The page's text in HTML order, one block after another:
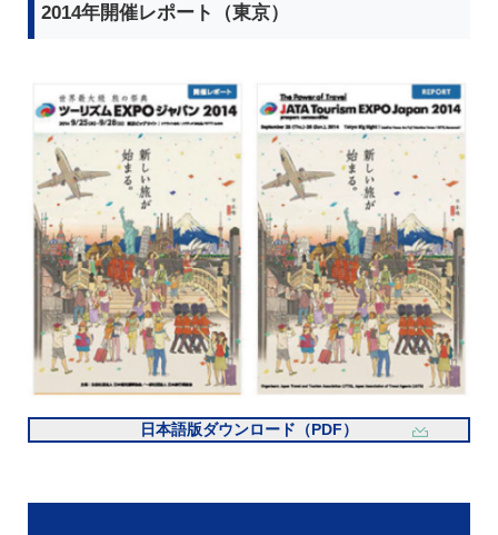
2014年開催レポート（東京）
日本語版ダウンロード（PDF）